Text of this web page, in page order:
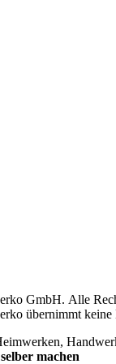
GmbH. Alle
übernimmt
selber machen